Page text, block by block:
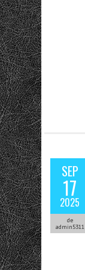
SEP
17
2025
de
admin5311